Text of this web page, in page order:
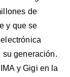
de
y que se
su generación.
y Gigi en la